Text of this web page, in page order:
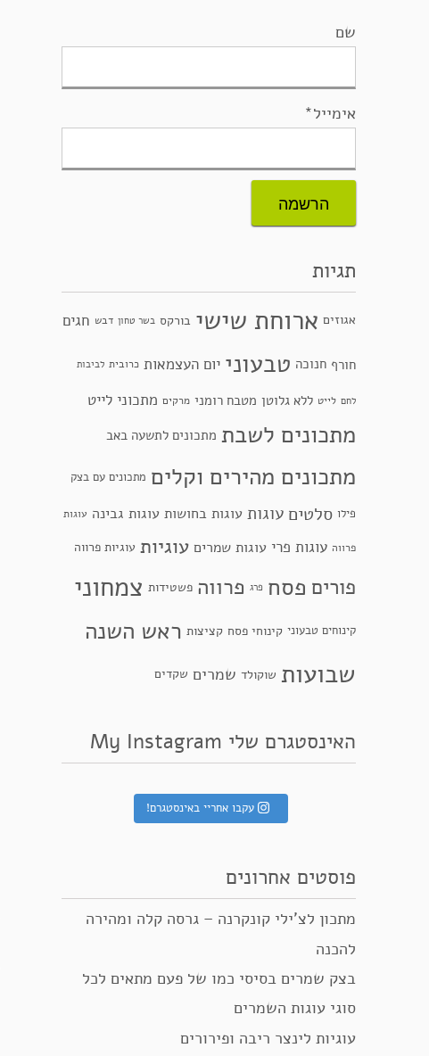
שם
אימייל*
תגיות
אגוזים ארוחת שישי בורקס בשר טחון דבש חגים
חורף חנוכה טבעוני יום העצמאות כרובית לביבות
לחם לייט ללא גלוטן מטבח רומני מרקים מתכוני לייט
מתכונים לשבת מתכונים לתשעה באב
מתכונים מהירים וקלים מתכונים עם בצק
פילו סלטים עוגות עוגות בחושות עוגות גבינה עוגות
פרווה עוגות פרי עוגות שמרים עוגיות עוגיות פרווה
פורים פסח פרג פרווה פשטידות צמחוני
קינוחים טבעוני קינוחי פסח קציצות ראש השנה
שבועות שוקולד שמרים שקדים
האינסטגרם שלי My Instagram
עקבו אחריי באינסטגרם!
פוסטים אחרונים
מתכון לצ’ילי קונקרנה – גרסה קלה ומהירה
להכנה
בצק שמרים בסיסי כמו של פעם מתאים לכל
סוגי עוגות השמרים
עוגיות לינצר ריבה ופירורים